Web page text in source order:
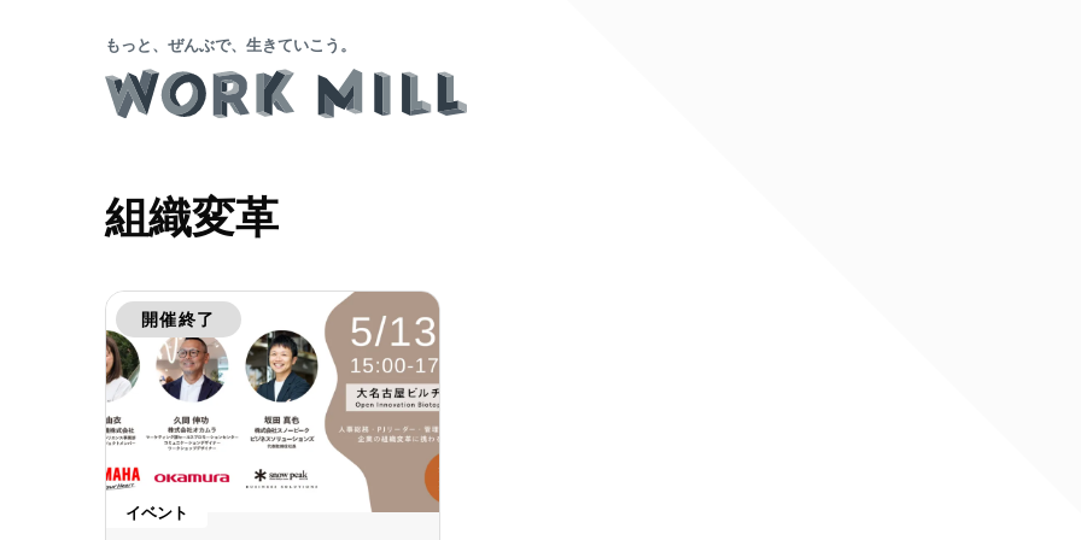
もっと、ぜんぶで、生きていこう。
組織変革
開催終了
イベント